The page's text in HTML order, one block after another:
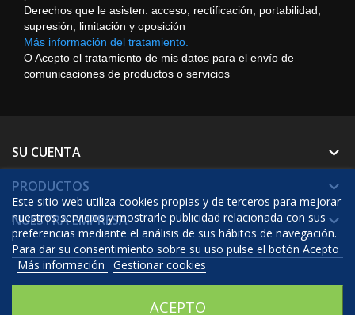
Derechos que le asisten: acceso, rectificación, portabilidad,
supresión, limitación y oposición
Más información del tratamiento.
O Acepto el tratamiento de mis datos para el envío de
comunicaciones de productos o servicios
SU CUENTA 
PRODUCTOS 
NUESTRA EMPRESA 
Este sitio web utiliza cookies propias y de terceros para mejorar
nuestros servicios y mostrarle publicidad relacionada con sus
preferencias mediante el análisis de sus hábitos de navegación.
Para dar su consentimiento sobre su uso pulse el botón Acepto
Más información
Gestionar cookies
ACEPTO
© 2026 - Software Ecommerce desarrollado por Prestashop™